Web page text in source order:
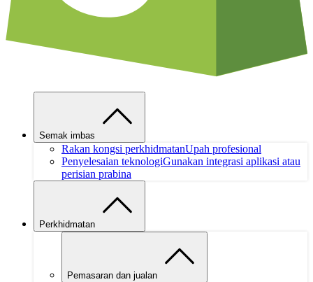
Semak imbas
Rakan kongsi perkhidmatanUpah profesional
Penyelesaian teknologiGunakan integrasi aplikasi atau
perisian prabina
Perkhidmatan
Pemasaran dan jualan